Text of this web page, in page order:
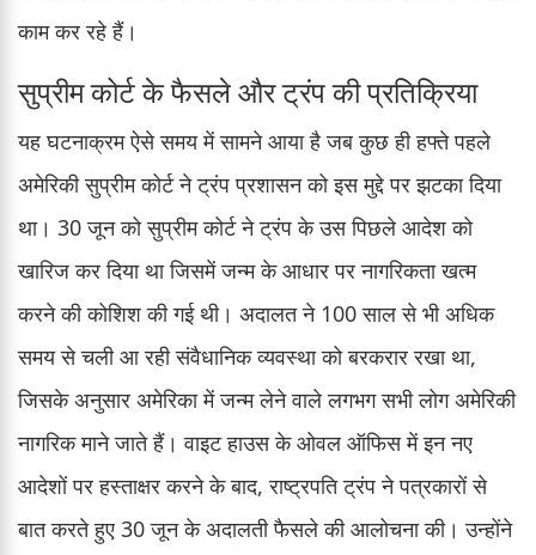
काम कर रहे हैं।
सुप्रीम कोर्ट के फैसले और ट्रंप की प्रतिक्रिया
यह घटनाक्रम ऐसे समय में सामने आया है जब कुछ ही हफ्ते पहले
अमेरिकी सुप्रीम कोर्ट ने ट्रंप प्रशासन को इस मुद्दे पर झटका दिया
था। 30 जून को सुप्रीम कोर्ट ने ट्रंप के उस पिछले आदेश को
खारिज कर दिया था जिसमें जन्म के आधार पर नागरिकता खत्म
करने की कोशिश की गई थी। अदालत ने 100 साल से भी अधिक
समय से चली आ रही संवैधानिक व्यवस्था को बरकरार रखा था,
जिसके अनुसार अमेरिका में जन्म लेने वाले लगभग सभी लोग अमेरिकी
नागरिक माने जाते हैं। वाइट हाउस के ओवल ऑफिस में इन नए
आदेशों पर हस्ताक्षर करने के बाद, राष्ट्रपति ट्रंप ने पत्रकारों से
बात करते हुए 30 जून के अदालती फैसले की आलोचना की। उन्होंने